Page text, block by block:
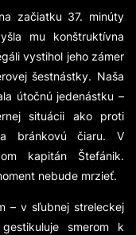
začiatku 37. minúty
mu konštruktívna
vystihol jeho zámer
šestnástky. Naša
útočnú jedenástku –
situácii ako proti
bránkovú čiaru. V
kapitán Štefánik.
nebude mrzieť.
– v sľubnej streleckej
smerom k